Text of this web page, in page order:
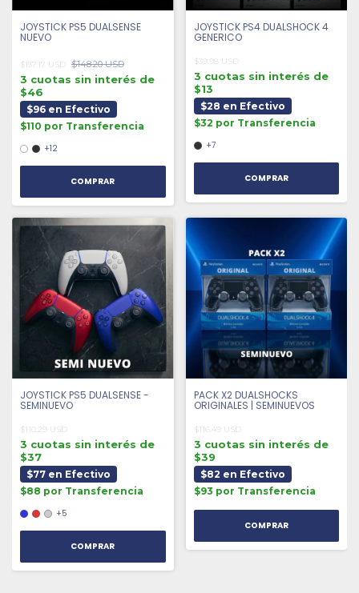
JOYSTICK PS5 DUALSENSE
NUEVO
$137.17 USD $148.20 USD
3 cuotas sin interés de
$46
$96 en Efectivo
$110 por Transferencia
+12
COMPRAR
JOYSTICK PS4 DUALSHOCK 4
GENERICO
$39.98 USD
3 cuotas sin interés de
$13
$28 en Efectivo
$32 por Transferencia
+7
COMPRAR
JOYSTICK PS5 DUALSENSE -
SEMINUEVO
$110.29 USD
3 cuotas sin interés de
$37
$77 en Efectivo
$88 por Transferencia
+5
COMPRAR
PACK X2 DUALSHOCKS
ORIGINALES | SEMINUEVOS
$116.49 USD
3 cuotas sin interés de
$39
$82 en Efectivo
$93 por Transferencia